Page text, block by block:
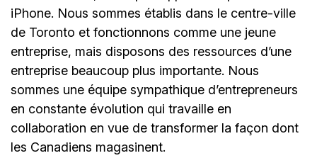
iPhone. Nous sommes établis dans le centre-ville
de Toronto et fonctionnons comme une jeune
entreprise, mais disposons des ressources d’une
entreprise beaucoup plus importante. Nous
sommes une équipe sympathique d’entrepreneurs
en constante évolution qui travaille en
collaboration en vue de transformer la façon dont
les Canadiens magasinent.